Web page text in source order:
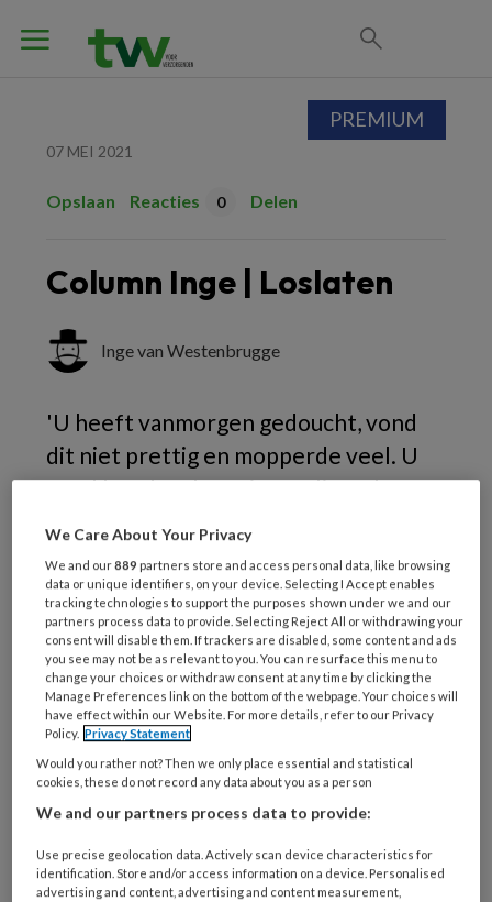
07 MEI 2021
Opslaan Reacties 0 Delen
Column Inge | Loslaten
Inge van Westenbrugge
'U heeft vanmorgen gedoucht, vond
dit niet prettig en mopperde veel. U
vond het douchen niet nodig, volgens u
dag bleef u negatief gestemd en
geïrriteerd.'
Ik lees de rapportage en krijg
Bekijk de mogelijkheden
PREMIUM
We Care About Your Privacy
We and our889 partners store and access personal data, like browsing
data or unique identifiers, on your device. Selecting I Accept enables
tracking technologies to support the purposes shown under we and our
partners process data to provide. Selecting Reject All or withdrawing your
consent will disable them. If trackers are disabled, some content and ads
you see may not be as relevant to you. You can resurface this menu to
change your choices or withdraw consent at any time by clicking the
Manage Preferences link on the bottom of the webpage. Your choices will
have effect within our Website. For more details, refer to our Privacy
Policy. Privacy Statement
Would you rather not? Then we only place essential and statistical
cookies, these do not record any data about you as a person
We and our partners process data to provide:
Use precise geolocation data. Actively scan device characteristics for
identification. Store and/or access information on a device. Personalised
advertising and content, advertising and content measurement,